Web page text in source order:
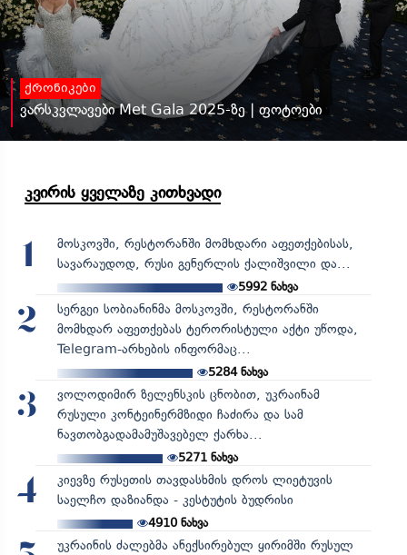
ქრონიკები
ვარსკვლავები Met Gala 2025-ზე | ფოტოები
კვირის ყველაზე კითხვადი
1
მოსკოვში, რესტორანში მომხდარი აფეთქებისას,
სავარაუდოდ, რუსი გენერლის ქალიშვილი და...
5992 ნახვა
2
სერგეი სობიანინმა მოსკოვში, რესტორანში
მომხდარ აფეთქებას ტერორისტული აქტი უწოდა,
Telegram-არხების ინფორმაც...
5284ნახვა
3
ვოლოდიმირ ზელენსკის ცნობით, უკრაინამ
რუსული კონტეინერმზიდი ჩაძირა და სამ
ნავთობგადამამუშავებელ ქარხა...
5271ნახვა
4
კიევზე რუსეთის თავდასხმის დროს ლიეტუვის
საელჩო დაზიანდა - კესტუტის ბუდრისი
4910ნახვა
უკრაინის ძალებმა ანექსირებულ ყირიმში რუსულ